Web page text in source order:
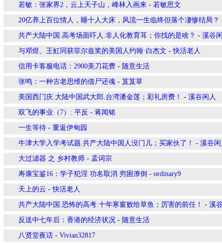
若敏：张家界2，云上天子山，峰林入画来 - 若敏思文
20亿养上百位情人，睡十人大床，风流一生临终但落个凄惨结局？
共产大陆中国.高考场面吓人.非人化教育耳；你找的是啥？ - 溪谷
与邓煜、王虹同获菲尔兹奖的美国人约翰·白杰文 -快活老人
信用卡客服电话：2900美刀花费 - 随意生活
张鸣：一种古老思维的借尸还魂 - 芨芨草
美国西门庆.大陆中国武大郎.台湾潘金莲；彩礼房费！ - 溪谷闲人
双飞的事业（7）: 平反 - 蒋闻铭
一生等待 - 重返伊甸园
牛津大学入学考试题.共产大陆中国人没门儿；买家伙了！ - 溪谷
大过滤器 之 乡村教师 - 孟词宗
寿康宝鉴16：学子犯淫 功名取消 穷困潦倒 - ordinary9
天上的云 -快活老人
共产大陆中国.恐怖的高考.十年寒窗败给草鱼；厉害的前任！ - 溪
反送中七年后：香港的经济状况 - 随意生活
八贤堂夜话 - Vivian32817